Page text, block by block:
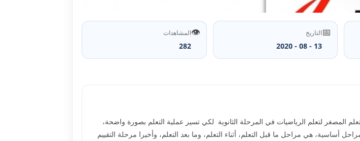
📅التاريخ
13 - 08 - 2020
👁️المشاهدات
282
المصغر لتعلم الرياضيات في المرحلة الثانوية لکي تسير عملية التعلم بصورة واضحة،
أساسية، هي مراحل ما قبل التعلم، أثناء التعلم، وما بعد التعلم، وأخيرا مرحلة التقييم